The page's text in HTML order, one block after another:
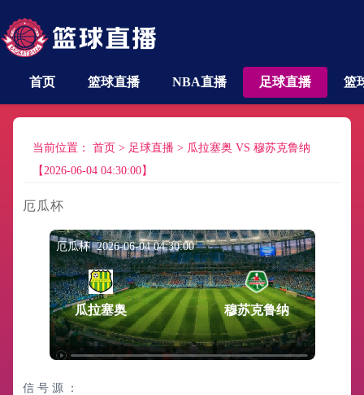
首页 篮球直播 NBA直播 足球直播 篮
当前位置： 首页 > 足球直播 > 瓜拉塞奥 VS 穆苏克鲁纳
【2026-06-04 04:30:00】
厄瓜杯
厄瓜杯 2026-06-04 04:30:00
瓜拉塞奥 穆苏克鲁纳
信 号 源 ：